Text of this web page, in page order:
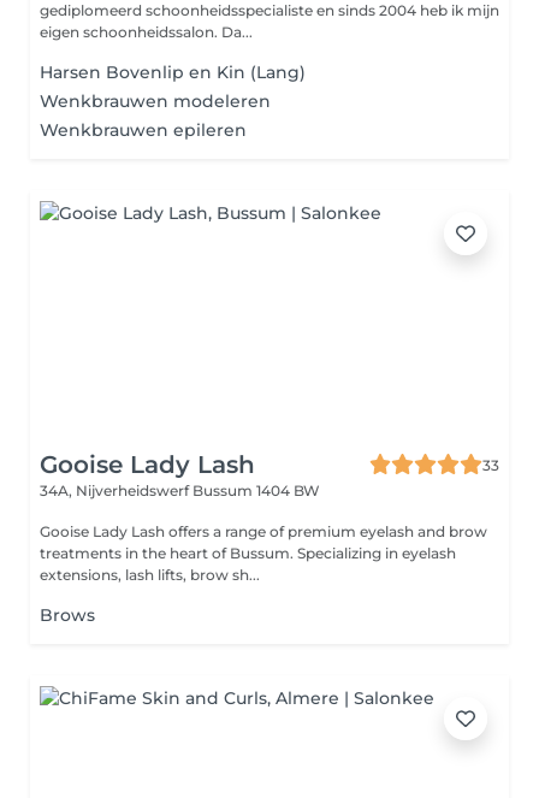
gediplomeerd schoonheidsspecialiste en sinds 2004 heb ik mijn
eigen schoonheidssalon. Da...
Harsen Bovenlip en Kin (Lang)
Wenkbrauwen modeleren
Wenkbrauwen epileren
Gooise Lady Lash
33
34A, Nijverheidswerf Bussum 1404 BW
Gooise Lady Lash offers a range of premium eyelash and brow
treatments in the heart of Bussum. Specializing in eyelash
extensions, lash lifts, brow sh...
Brows